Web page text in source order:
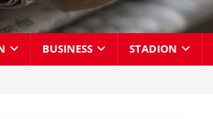
BUSINESS STADION